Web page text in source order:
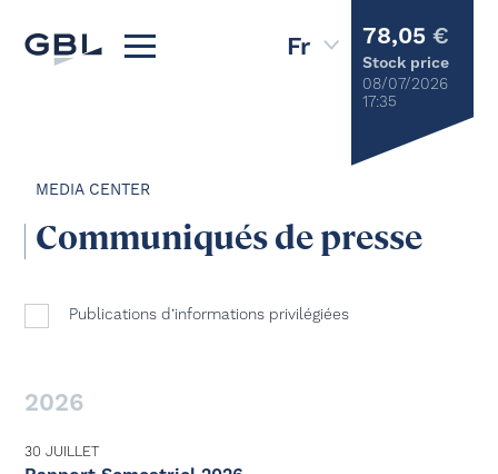
78,05 €
Stock price
08/07/2026
17:35
MEDIA CENTER
Communiqués de presse
Publications d’informations privilégiées
2026
30 JUILLET